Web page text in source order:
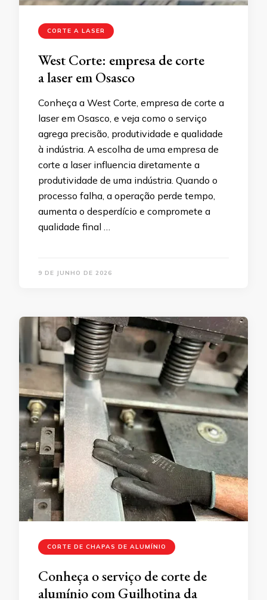
CORTE A LASER
West Corte: empresa de corte
a laser em Osasco
Conheça a West Corte, empresa de corte a
laser em Osasco, e veja como o serviço
agrega precisão, produtividade e qualidade
à indústria. A escolha de uma empresa de
corte a laser influencia diretamente a
produtividade de uma indústria. Quando o
processo falha, a operação perde tempo,
aumenta o desperdício e compromete a
qualidade final …
9 DE JUNHO DE 2026
CORTE DE CHAPAS DE ALUMÍNIO
Conheça o serviço de corte de
alumínio com Guilhotina da